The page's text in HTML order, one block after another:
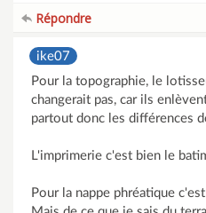
Répondre
ike07
Pour la topographie, le
changerait pas, car ils
partout donc les différences
L'imprimerie c'est bien le
Pour la nappe phréatique